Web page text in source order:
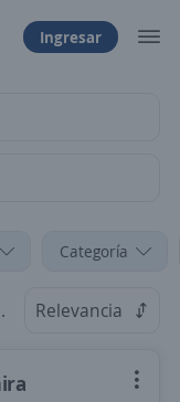
Ingresar
Categoría
Relevancia